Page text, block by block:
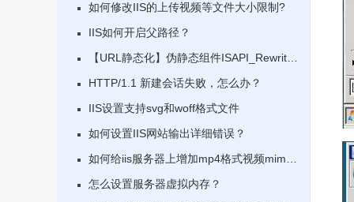
如何修改IIS的上传视频等文件大小限制?
IIS如何开启父路径？
【URL静态化】伪静态组件ISAPI_Rewrite
安装配置
HTTP/1.1 新建会话失败，怎么办？
IIS设置支持svg和woff格式文件
如何设置IIS网站输出详细错误？
如何给iis服务器上增加mp4格式视频mime
类型映射和flv格式映射？
怎么设置服务器虚拟内存？